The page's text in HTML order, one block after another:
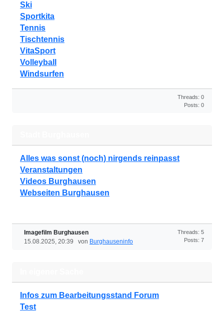
Ski
Sportkita
Tennis
Tischtennis
VitaSport
Volleyball
Windsurfen
Threads: 0
Posts: 0
Alles was sonst (noch) nirgends reinpasst
Veranstaltungen
Videos Burghausen
Webseiten Burghausen
Imagefilm Burghausen
15.08.2025, 20:39 von Burghauseninfo
Threads: 5
Posts: 7
Infos zum Bearbeitungsstand Forum
Test